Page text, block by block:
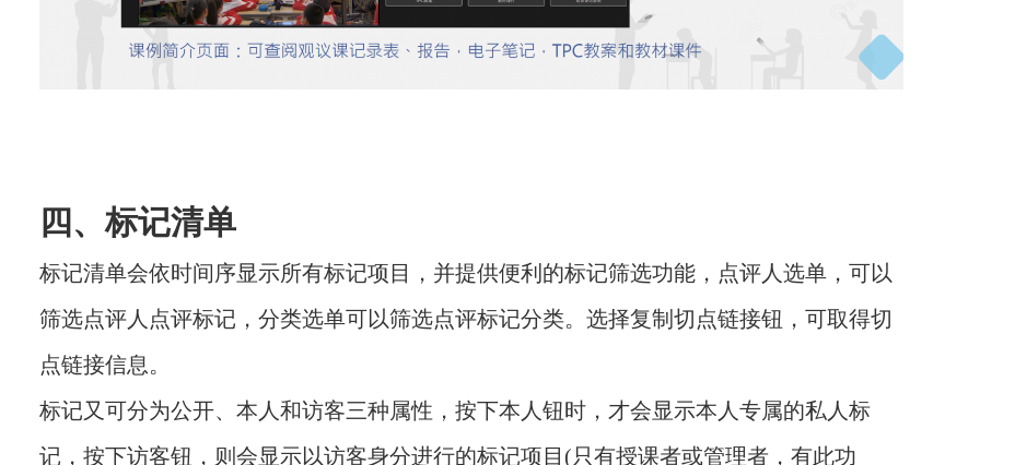
四、标记清单
标记清单会依时间序显示所有标记项目，并提供便利的标记筛选功能，点评人选单，可以
筛选点评人点评标记，分类选单可以筛选点评标记分类。选择复制切点链接钮，可取得切
点链接信息。
标记又可分为公开、本人和访客三种属性，按下本人钮时，才会显示本人专属的私人标
记，按下访客钮，则会显示以访客身分进行的标记项目 (只有授课者或管理者，有此功